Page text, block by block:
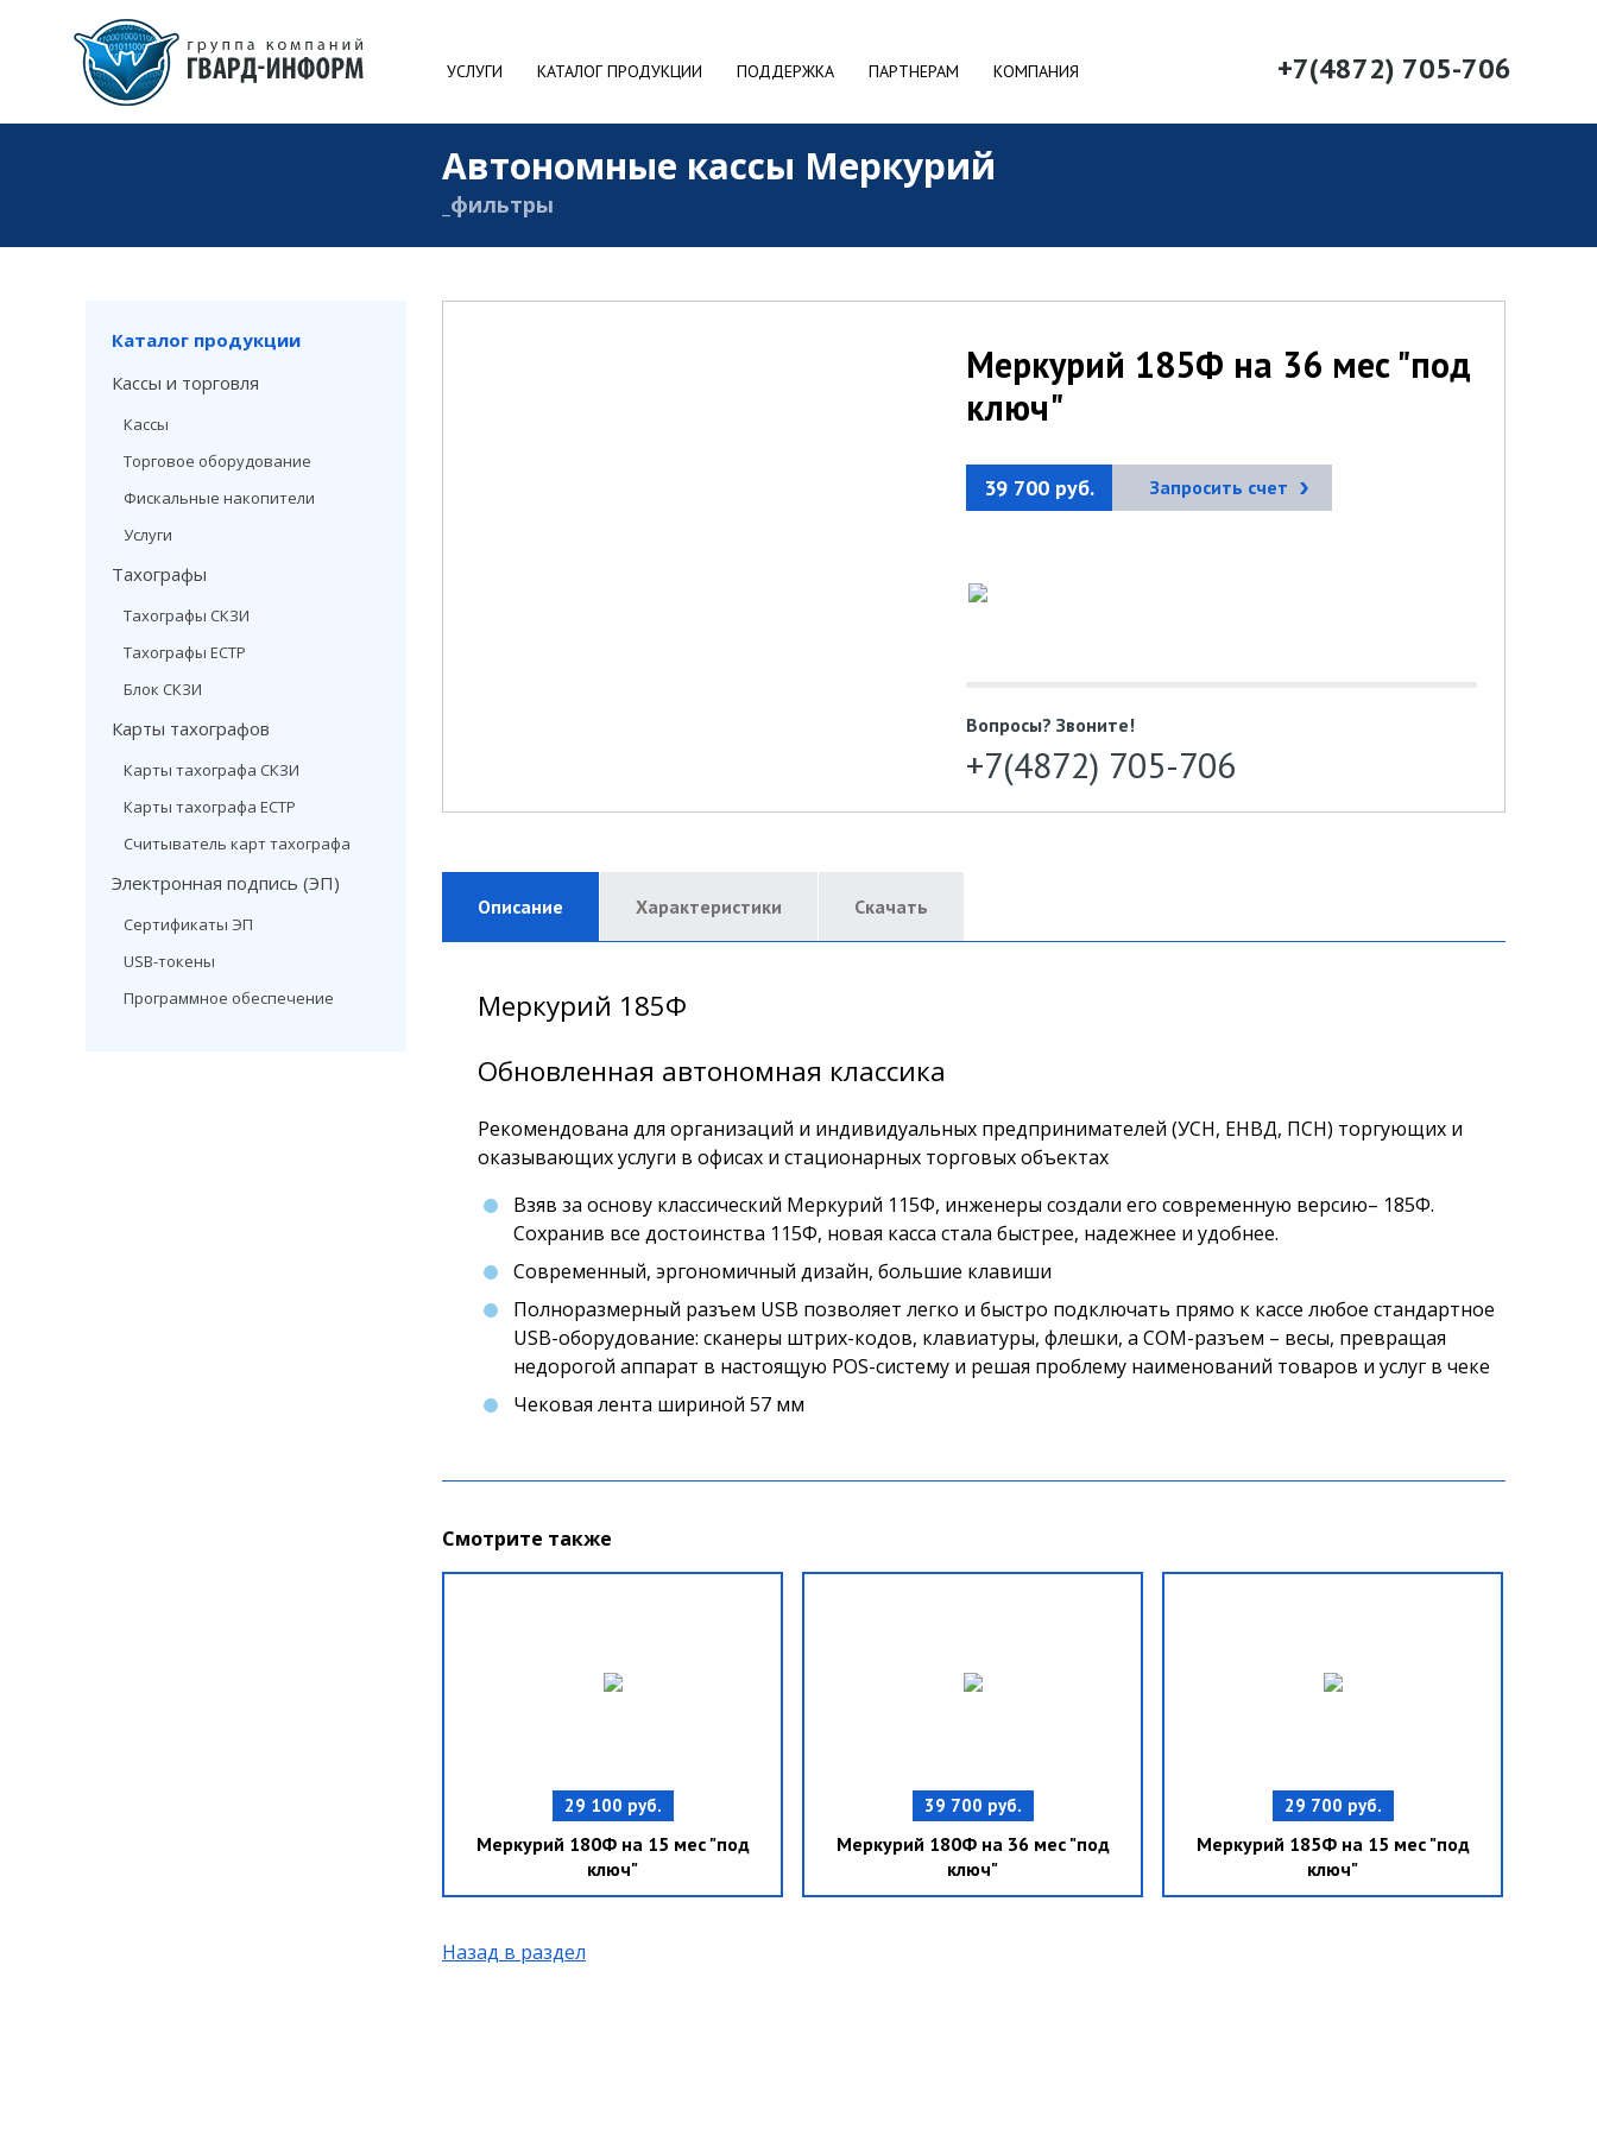
УСЛУГИ КАТАЛОГ ПРОДУКЦИИ ПОДДЕРЖКА ПАРТНЕРАМ КОМПАНИЯ +7(4872) 705-706
Автономные кассы Меркурий
_фильтры
Каталог продукции
Кассы и торговля
Кассы
Торговое оборудование
Фискальные накопители
Услуги
Тахографы
Тахографы СКЗИ
Тахографы ЕСТР
Блок СКЗИ
Карты тахографов
Карты тахографа СКЗИ
Карты тахографа ЕСТР
Считыватель карт тахографа
Электронная подпись (ЭП)
Сертификаты ЭП
USB-токены
Программное обеспечение
Меркурий 185Ф на 36 мес "под
ключ"
39 700 руб. Запросить счет
Вопросы? Звоните!
+7(4872) 705-706
Описание Характеристики Скачать
Меркурий 185Ф
Обновленная автономная классика
Рекомендована для организаций и индивидуальных предпринимателей (УСН, ЕНВД, ПСН) торгующих и
оказывающих услуги в офисах и стационарных торговых объектах
Взяв за основу классический Меркурий 115Ф, инженеры создали его современную версию– 185Ф.
Сохранив все достоинства 115Ф, новая касса стала быстрее, надежнее и удобнее.
Современный, эргономичный дизайн, большие клавиши
Полноразмерный разъем USB позволяет легко и быстро подключать прямо к кассе любое стандартное
USB-оборудование: сканеры штрих-кодов, клавиатуры, флешки, а COM-разъем – весы, превращая
недорогой аппарат в настоящую POS-систему и решая проблему наименований товаров и услуг в чеке
Чековая лента шириной 57 мм
Смотрите также
29 100 руб.
Меркурий 180Ф на 15 мес "под
ключ"
39 700 руб.
Меркурий 180Ф на 36 мес "под
ключ"
29 700 руб.
Меркурий 185Ф на 15 мес "под
ключ"
Назад в раздел